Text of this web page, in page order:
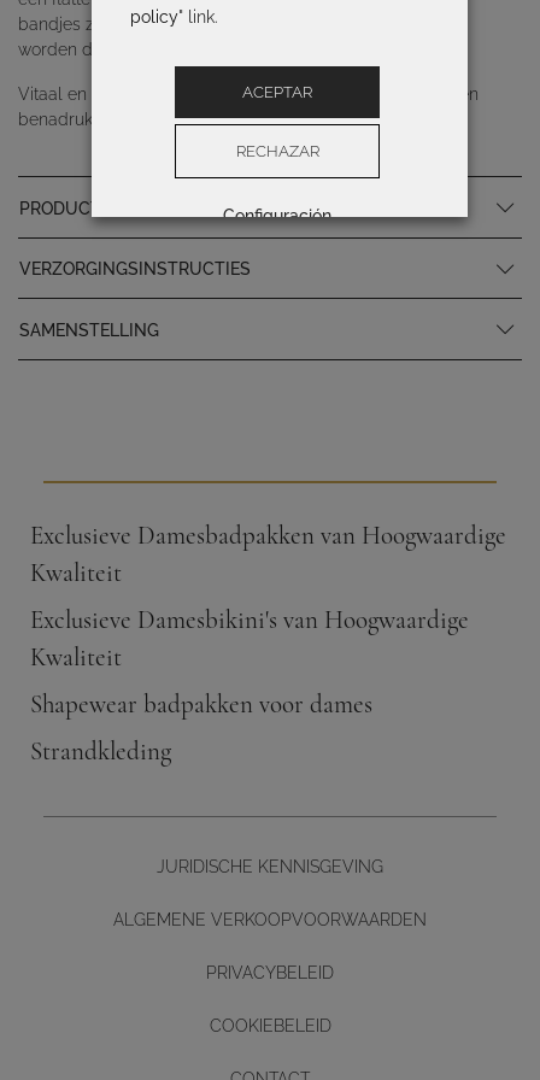
bandjes zijn verstelbaar en naarmate de maat toeneemt,
worden de bandjes breder.
Vitaal en vrolijk, deze print gebaseerd op natuurlijke takken
benadrukt de weelderigheid van de wildste natuur.
PRODUCTSPECIFICATIES
VERZORGINGSINSTRUCTIES
SAMENSTELLING
Exclusieve Damesbadpakken van Hoogwaardige
Kwaliteit
Exclusieve Damesbikini's van Hoogwaardige
Kwaliteit
Shapewear badpakken voor dames
Strandkleding
JURIDISCHE KENNISGEVING
ALGEMENE VERKOOPVOORWAARDEN
PRIVACYBELEID
COOKIEBELEID
policy" link.
ACEPTAR
RECHAZAR
Configuración